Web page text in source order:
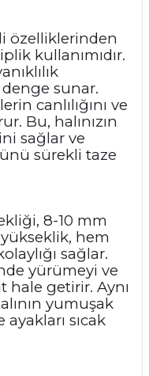
özelliklerinden
kullanımıdır.
sunar.
canlılığını ve
Bu, halınızın
sağlar ve
sürekli taze
8-10 mm
hem
sağlar.
yürümeyi ve
hale getirir. Aynı
yumuşak
sıcak